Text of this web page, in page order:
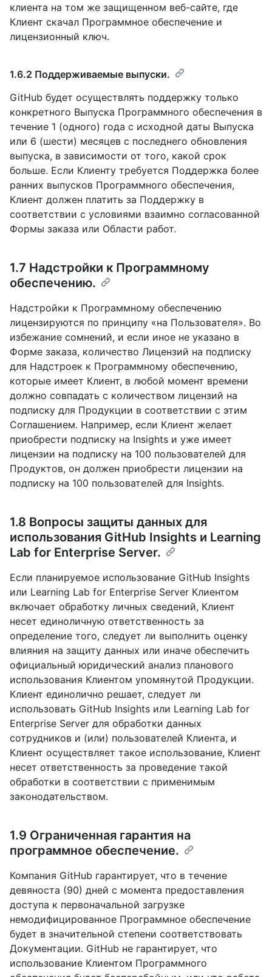
клиента на том же защищенном веб-сайте, где
Клиент скачал Программное обеспечение и
лицензионный ключ.
1.6.2 Поддерживаемые выпуски.
GitHub будет осуществлять поддержку только
конкретного Выпуска Программного обеспечения в
течение 1 (одного) года с исходной даты Выпуска
или 6 (шести) месяцев с последнего обновления
выпуска, в зависимости от того, какой срок
больше. Если Клиенту требуется Поддержка более
ранних выпусков Программного обеспечения,
Клиент должен платить за Поддержку в
соответствии с условиями взаимно согласованной
Формы заказа или Области работ.
1.7 Надстройки к Программному
обеспечению.
Надстройки к Программному обеспечению
лицензируются по принципу «на Пользователя». Во
избежание сомнений, и если иное не указано в
Форме заказа, количество Лицензий на подписку
для Надстроек к Программному обеспечению,
которые имеет Клиент, в любой момент времени
должно совпадать с количеством лицензий на
подписку для Продукции в соответствии с этим
Соглашением. Например, если Клиент желает
приобрести подписку на Insights и уже имеет
лицензии на подписку на 100 пользователей для
Продуктов, он должен приобрести лицензии на
подписку на 100 пользователей для Insights.
1.8 Вопросы защиты данных для
использования GitHub Insights и Learning
Lab for Enterprise Server.
Если планируемое использование GitHub Insights
или Learning Lab for Enterprise Server Клиентом
включает обработку личных сведений, Клиент
несет единоличную ответственность за
определение того, следует ли выполнить оценку
влияния на защиту данных или иначе обеспечить
официальный юридический анализ планового
использования Клиентом упомянутой Продукции.
Клиент единолично решает, следует ли
использовать GitHub Insights или Learning Lab for
Enterprise Server для обработки данных
сотрудников и (или) пользователей Клиента, и
Клиент осуществляет такое использование, Клиент
несет ответственность за проведение такой
обработки в соответствии с применимым
законодательством.
1.9 Ограниченная гарантия на
программное обеспечение.
Компания GitHub гарантирует, что в течение
девяноста (90) дней с момента предоставления
доступа к первоначальной загрузке
немодифицированное Программное обеспечение
будет в значительной степени соответствовать
Документации. GitHub не гарантирует, что
использование Клиентом Программного